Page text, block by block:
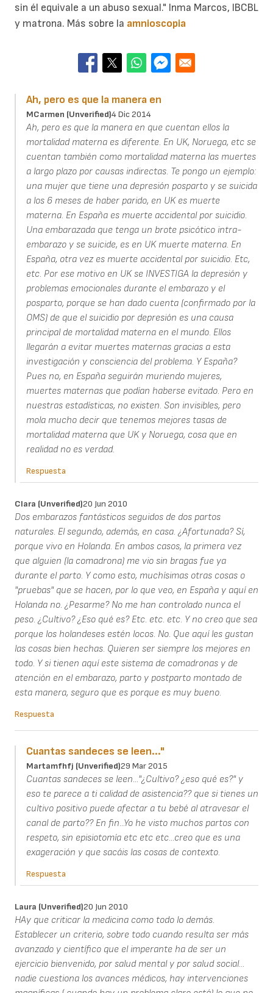
sin él equivale a un abuso sexual." Inma Marcos, IBCBL
y matrona. Más sobre la amnioscopia
Ah, pero es que la manera en
MCarmen (unverified)4 Dic 2014
Ah, pero es que la manera en que cuentan ellos la
mortalidad materna es diferente. En UK, Noruega, etc se
cuentan también como mortalidad materna las muertes
a largo plazo por causas indirectas. Te pongo un ejemplo:
una mujer que tiene una depresión posparto y se suicida
a los 6 meses de haber parido, en UK es muerte
materna. En España es muerte accidental por suicidio.
Una embarazada que tenga un brote psicótico intra-
embarazo y se suicide, es en UK muerte materna. En
España, otra vez es muerte accidental por suicidio. Etc,
etc. Por ese motivo en UK se INVESTIGA la depresión y
problemas emocionales durante el embarazo y el
posparto, porque se han dado cuenta (confirmado por la
OMS) de que el suicidio por depresión es una causa
principal de mortalidad materna en el mundo. Ellos
llegarán a evitar muertes maternas gracias a esta
investigación y consciencia del problema. Y España?
Pues no, en España seguirán muriendo mujeres,
muertes maternas que podían haberse evitado. Pero en
nuestras estadísticas, no existen. Son invisibles, pero
mola mucho decir que tenemos mejores tasas de
mortalidad materna que UK y Noruega, cosa que en
realidad no es verdad.
Respuesta
Clara (unverified)20 Jun 2010
Dos embarazos fantásticos seguidos de dos partos
naturales. El segundo, además, en casa. ¿Afortunada? Sí,
porque vivo en Holanda. En ambos casos, la primera vez
que alguien (la comadrona) me vio sin bragas fue ya
durante el parto. Y como esto, muchísimas otras cosas o
"pruebas" que se hacen, por lo que veo, en España y aquí en
Holanda no. ¿Pesarme? No me han controlado nunca el
peso. ¿Cultivo? ¿Eso qué es? Etc. etc. etc. Y no creo que sea
porque los holandeses estén locos. No. Que aquí les gustan
las cosas bien hechas. Quieren ser siempre los mejores en
todo. Y si tienen aquí este sistema de comadronas y de
atención en el embarazo, parto y postparto montado de
esta manera, seguro que es porque es muy bueno.
Respuesta
Cuantas sandeces se leen..."
Martamfhfj (unverified)29 Mar 2015
Cuantas sandeces se leen..."¿Cultivo? ¿eso qué es?" y
eso te parece a ti calidad de asistencia?? que si tienes un
cultivo positivo puede afectar a tu bebé al atravesar el
canal de parto?? En fin...Yo he visto muchos partos con
respeto, sin episiotomía etc etc etc...creo que es una
exageración y que sacáis las cosas de contexto.
Respuesta
Laura (unverified)20 Jun 2010
HAy que criticar la medicina como todo lo demás.
Establecer un criterio, sobre todo cuando resulta ser más
avanzado y científico que el imperante ha de ser un
ejercicio bienvenido, por salud mental y por salud social...
nadie cuestiona los avances médicos, hay intervenciones